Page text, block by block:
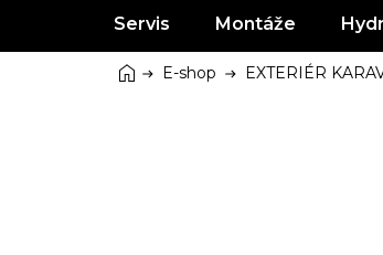
Servis Montáže
Domů
E-shop EXTERIÉR